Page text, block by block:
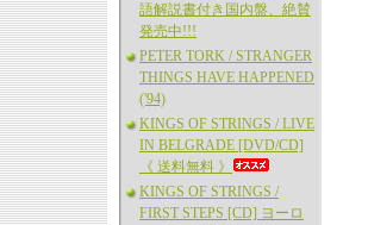
語解説書付き国内盤、絶賛
発売中!!!
PETER TORK / STRANGER
THINGS HAVE HAPPENED
('94)
KINGS OF STRINGS / LIVE
IN BELGRADE [DVD/CD]
《 送料無料 》
KINGS OF STRINGS /
FIRST STEPS [CD] ヨーロ